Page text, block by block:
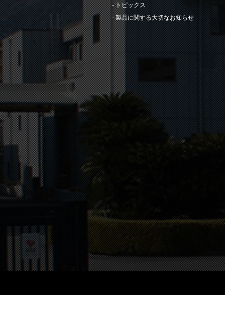
トピックス
製品に関する大切なお知らせ